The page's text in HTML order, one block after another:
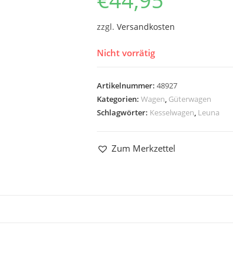
zzgl. Versandkosten
Nicht vorrätig
Artikelnummer: 48927
Kategorien: Wagen, Güterwagen
Schlagwörter: Kesselwagen, Leuna
Zum Merkzettel